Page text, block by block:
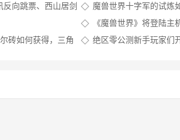
反向跳票、西山居剑
魔兽世界十字军的试炼
音乐
《魔兽世界》将登陆
世界登录界面会顶号吗
砖如何获得，三角
绝区零公测新手玩家们